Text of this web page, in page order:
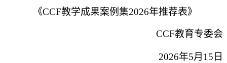
《CCF教学成果案例集2026年推荐表》
CCF教育专委会
2026年5月15日